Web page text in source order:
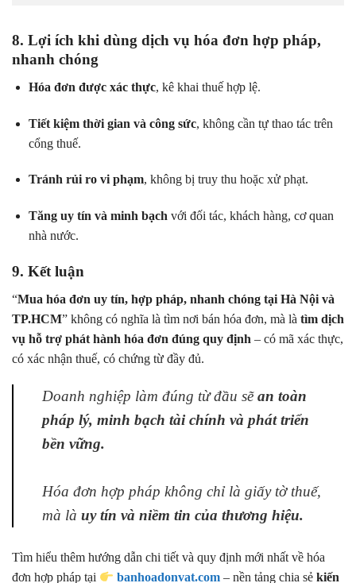
8. Lợi ích khi dùng dịch vụ hóa đơn hợp pháp,
nhanh chóng
Hóa đơn được xác thực, kê khai thuế hợp lệ.
Tiết kiệm thời gian và công sức, không cần tự thao tác trên
cổng thuế.
Tránh rủi ro vi phạm, không bị truy thu hoặc xử phạt.
Tăng uy tín và minh bạch với đối tác, khách hàng, cơ quan
nhà nước.
9. Kết luận
“Mua hóa đơn uy tín, hợp pháp, nhanh chóng tại Hà Nội và
TP.HCM” không có nghĩa là tìm nơi bán hóa đơn, mà là tìm dịch
vụ hỗ trợ phát hành hóa đơn đúng quy định – có mã xác thực,
có xác nhận thuế, có chứng từ đầy đủ.
Doanh nghiệp làm đúng từ đầu sẽan toàn
pháp lý, minh bạch tài chính và phát triển
bền vững.
Hóa đơn hợp pháp không chỉ là giấy tờ thuế,
mà là uy tín và niềm tin của thương hiệu.
Tìm hiểu thêm hướng dẫn chi tiết và quy định mới nhất về hóa
đơn hợp pháp tại
banhoadonvat.com – nền tảng chia sẻkiến